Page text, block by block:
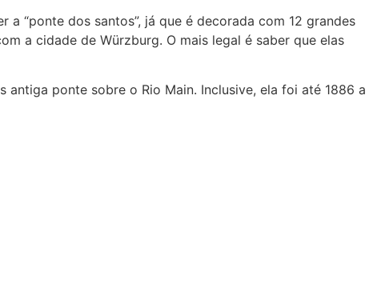
“ponte dos santos”, já que é decorada com 12 grandes
a cidade de Würzburg. O mais legal é saber que elas
antiga ponte sobre o Rio Main. Inclusive, ela foi até 1886 a